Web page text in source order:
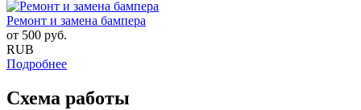
Ремонт и замена бампера
от 500 руб.
RUB
Подробнее
Схема работы